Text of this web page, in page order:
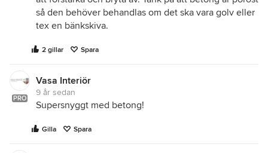
så den behöver behandlas om det ska vara golv eller
tex en bänkskiva.
2 gillar Spara
PRO
Vasa Interiör
9 år sedan
Supersnyggt med betong!
Gilla Spara